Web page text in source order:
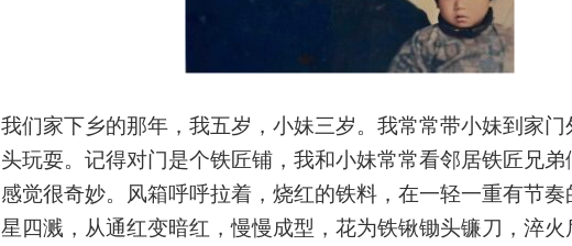
我们家下乡的那年，我五岁，小妹三岁。我常常带小妹到家
头玩耍。记得对门是个铁匠铺，我和小妹常常看邻居铁匠兄弟
感觉很奇妙。风箱呼呼拉着，烧红的铁料，在一轻一重有节奏
星四溅，从通红变暗红，慢慢成型，花为铁锹锄头镰刀，淬火